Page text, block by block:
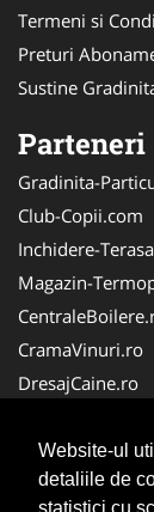
Website-ul
detaliile de
Termeni si
Preturi
Sustine
Parteneri
Gradinita-
Club-Copii.com
Inchidere-
Magazin-
CramaVinuri.ro
DresajCaine.ro
Alpinist-
Birouri-